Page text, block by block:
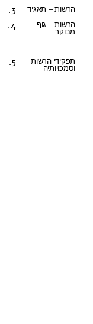
3. הרשות – תאגיד
4.
הרשות – גוף
מבוקר
5.
תפקידי הרשות
וסמכויותיה